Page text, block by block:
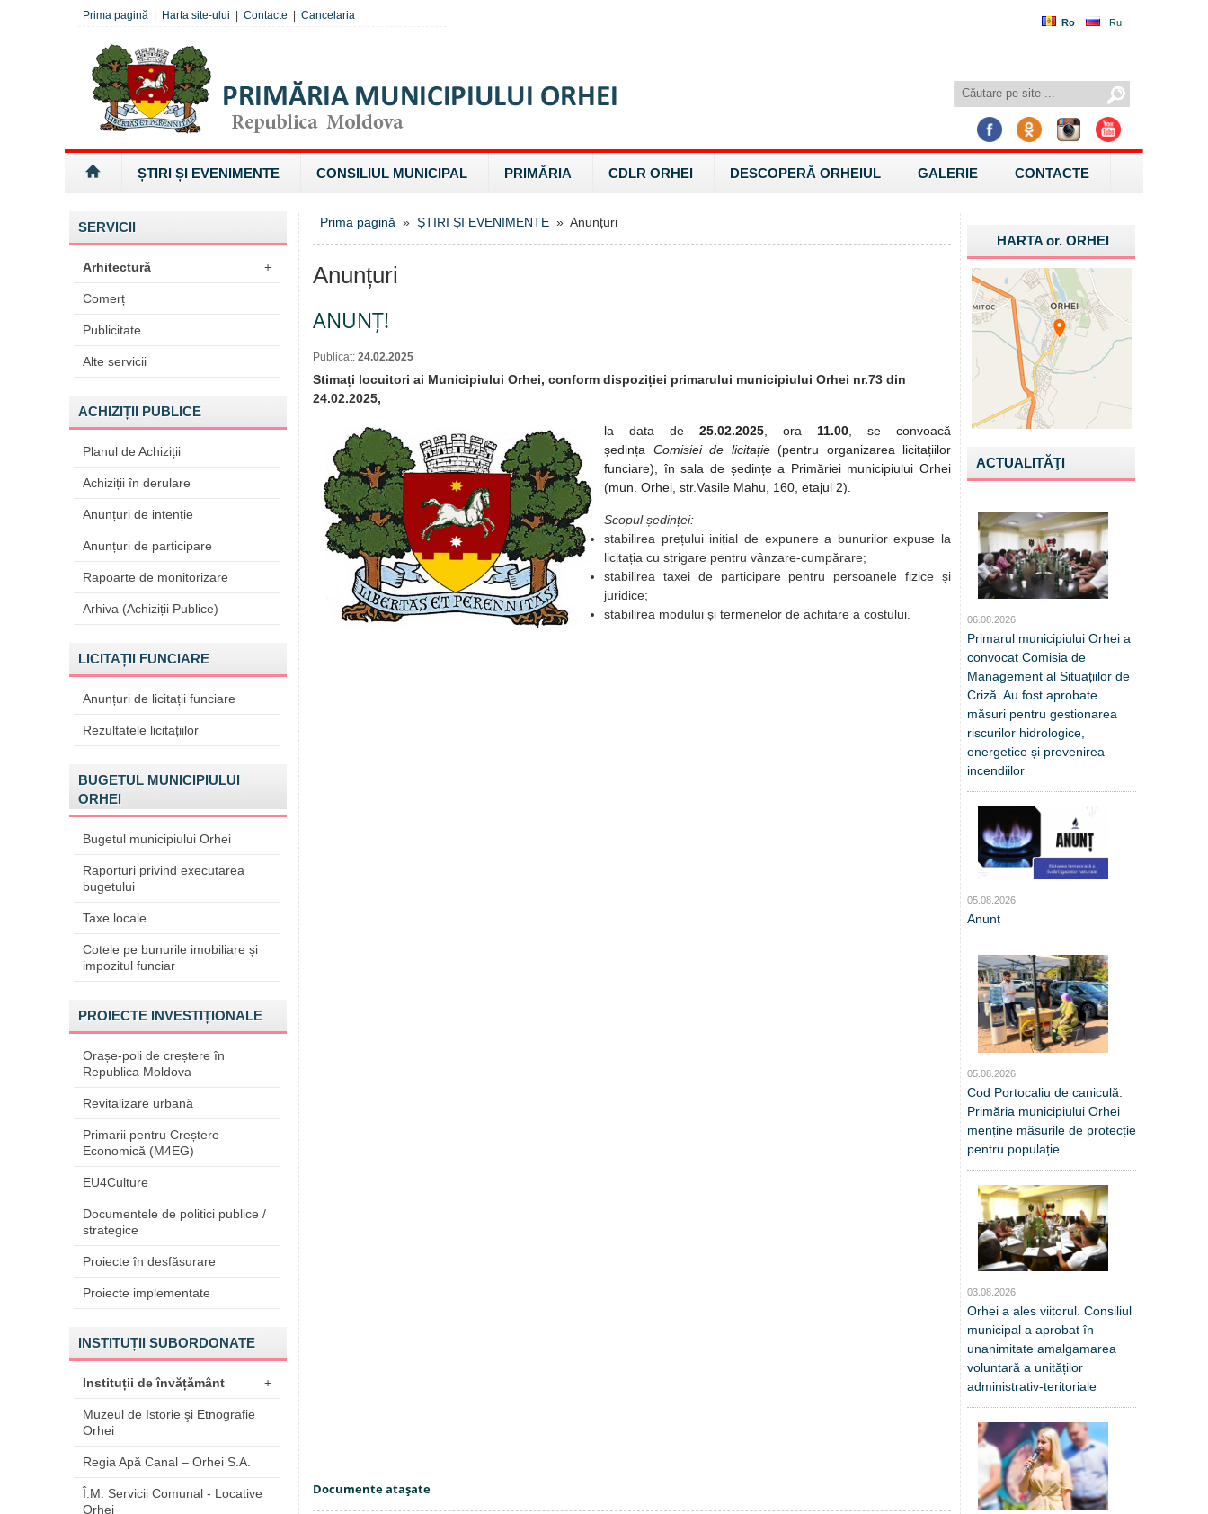
Ro Ru
Prima pagină Harta site-ului Contacte Cancelaria
ȘTIRI ȘI EVENIMENTE CONSILIUL MUNICIPAL PRIMĂRIA CDLR ORHEI DESCOPERĂ ORHEIUL GALERIE CONTACTE
SERVICII
Arhitectură +
Comerț
Publicitate
Alte servicii
ACHIZIȚII PUBLICE
Planul de Achiziții
Achiziții în derulare
Anunțuri de intenție
Anunțuri de participare
Rapoarte de monitorizare
Arhiva (Achiziții Publice)
LICITAȚII FUNCIARE
Anunțuri de licitații funciare
Rezultatele licitațiilor
BUGETUL MUNICIPIULUI
ORHEI
Bugetul municipiului Orhei
Raporturi privind executarea
bugetului
Taxe locale
Cotele pe bunurile imobiliare și
impozitul funciar
PROIECTE INVESTIȚIONALE
Orașe-poli de creștere în
Republica Moldova
Revitalizare urbană
Primarii pentru Creștere
Economică (M4EG)
EU4Culture
Documentele de politici publice /
strategice
Proiecte în desfășurare
Proiecte implementate
INSTITUȚII SUBORDONATE
Instituții de învățământ +
Muzeul de Istorie şi Etnografie
Orhei
Regia Apă Canal – Orhei S.A.
Î.M. Servicii Comunal - Locative
Orhei
Prima pagină » ȘTIRI ȘI EVENIMENTE » Anunțuri
Anunțuri
ANUNȚ!
Publicat: 24.02.2025
Stimați locuitori ai Municipiului Orhei, conform dispoziției primarului municipiului Orhei nr.73 din
24.02.2025,
la data de 25.02.2025 , ora 11.00 , se convoacă
ședința Comisiei de licitație(pentru organizarea licitațiilor
funciare), în sala de ședințe a Primăriei municipiului Orhei
(mun. Orhei, str.Vasile Mahu, 160, etajul 2).
Scopul ședinței:
stabilirea prețului inițial de expunere a bunurilor expuse la
licitația cu strigare pentru vânzare-cumpărare;
stabilirea taxei de participare pentru persoanele fizice și
juridice;
stabilirea modului și termenelor de achitare a costului.
Documente ataşate
HARTA or.ORHEI
ACTUALITĂŢI
06.08.2026
Primarul municipiului Orhei a
convocat Comisia de
Management al Situațiilor de
Criză. Au fost aprobate
măsuri pentru gestionarea
riscurilor hidrologice,
energetice și prevenirea
incendiilor
05.08.2026
Anunț
05.08.2026
Cod Portocaliu de caniculă:
Primăria municipiului Orhei
menține măsurile de protecție
pentru populație
03.08.2026
Orhei a ales viitorul. Consiliul
municipal a aprobat în
unanimitate amalgamarea
voluntară a unităților
administrativ-teritoriale